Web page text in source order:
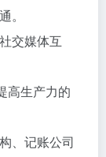
。
交媒体互
高生产力的
、记账公司